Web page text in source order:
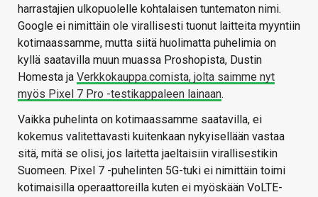
harrastajien ulkopuolelle kohtalaisen tuntematon nimi.
Google ei nimittäin ole virallisesti tuonut laitteita myyntiin
kotimaassamme, mutta siitä huolimatta puhelimia on
kyllä saatavilla muun muassa Proshopista, Dustin
Homesta ja Verkkokauppa.comista, jolta saimme nyt
myös Pixel 7 Pro -testikappaleen lainaan.
Vaikka puhelinta on kotimaassamme saatavilla, ei
kokemus valitettavasti kuitenkaan nykyisellään vastaa
sitä, mitä se olisi, jos laitetta jaeltaisiin virallisestikin
Suomeen. Pixel 7 -puhelinten 5G-tuki ei nimittäin toimi
kotimaisilla operaattoreilla kuten ei myöskään VoLTE-